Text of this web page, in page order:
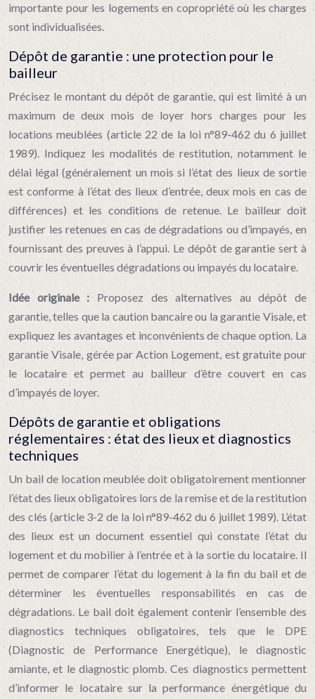
importante pour les logements en copropriété où les charges
sont individualisées.
Dépôt de garantie : une protection pour le
bailleur
Précisez le montant du dépôt de garantie, qui est limité à un
maximum de deux mois de loyer hors charges pour les
locations meublées (article 22 de la loi n°89-462 du 6 juillet
1989). Indiquez les modalités de restitution, notamment le
délai légal (généralement un mois si l’état des lieux de sortie
est conforme à l’état des lieux d’entrée, deux mois en cas de
différences) et les conditions de retenue. Le bailleur doit
justifier les retenues en cas de dégradations ou d’impayés, en
fournissant des preuves à l’appui. Le dépôt de garantie sert à
couvrir les éventuelles dégradations ou impayés du locataire.
Idée originale : Proposez des alternatives au dépôt de
garantie, telles que la caution bancaire ou la garantie Visale, et
expliquez les avantages et inconvénients de chaque option. La
garantie Visale, gérée par Action Logement, est gratuite pour
le locataire et permet au bailleur d’être couvert en cas
d’impayés de loyer.
Dépôts de garantie et obligations
réglementaires : état des lieux et diagnostics
techniques
Un bail de location meublée doit obligatoirement mentionner
l’état des lieux obligatoires lors de la remise et de la restitution
des clés (article 3-2 de la loi n°89-462 du 6 juillet 1989). L’état
des lieux est un document essentiel qui constate l’état du
logement et du mobilier à l’entrée et à la sortie du locataire. Il
permet de comparer l’état du logement à la fin du bail et de
déterminer les éventuelles responsabilités en cas de
dégradations. Le bail doit également contenir l’ensemble des
diagnostics techniques obligatoires, tels que le DPE
(Diagnostic de Performance Energétique), le diagnostic
amiante, et le diagnostic plomb. Ces diagnostics permettent
d’informer le locataire sur la performance énergétique du